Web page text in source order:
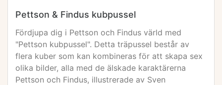
Pettson & Findus kubpussel
Fördjupa dig i Pettson och Findus värld med
"Pettson kubpussel". Detta träpussel består av
flera kuber som kan kombineras för att skapa sex
olika bilder, alla med de älskade karaktärerna
Pettson och Findus, illustrerade av Sven